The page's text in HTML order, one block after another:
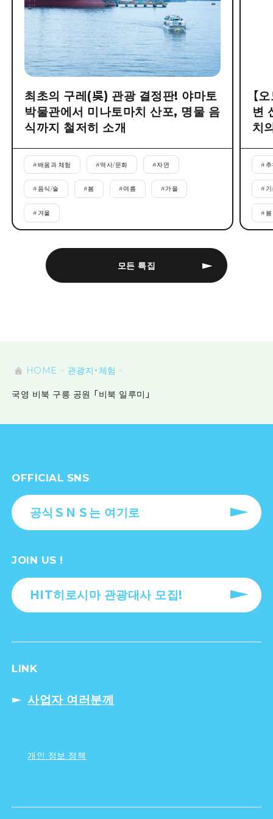
모든 특집
최초의 구레(吳) 관광 결정판! 야마토
박물관에서 미나토마치 산포, 명물 음
식까지 철저히 소개
#배움과 체험 #역사/문화 #자연
#음식/술 #봄 #여름 #가을
# 겨울
【
변
치
#
#
#봄
HOME 관광지・체험
국영 비북 구릉 공원 「비북 일루미」
OFFICIAL SNS
공식ＳＮＳ는 여기로
JOIN US !
HIT히로시마 관광대사 모집!
LINK
사업자 여러분께
개인 정보 정책